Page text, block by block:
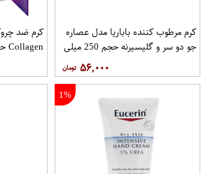
کرم مرطوب کننده باباریا مدل عصاره
جو دو سر و گلیسیرنه حجم 250 میلی
۵۶,۰۰۰
Collagen حجم 50 میلی‌لیتر
1%